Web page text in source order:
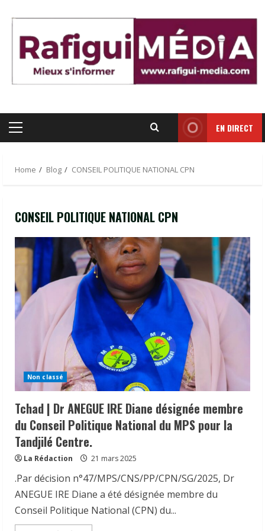
content
Primary
EN DIRECT
Home Blog CONSEIL POLITIQUE NATIONAL CPN
CONSEIL POLITIQUE NATIONAL CPN
Non classé
Tchad | Dr ANEGUE IRE Diane désignée membre
du Conseil Politique National du MPS pour la
Tandjilé Centre.
La Rédaction 21 mars 2025
.Par décision n°47/MPS/CNS/PP/CPN/SG/2025, Dr
ANEGUE IRE Diane a été désignée membre du
Conseil Politique National (CPN) du...
𝗦𝗔𝗡𝗧É
𝐥𝐞𝐬 𝐥𝐞𝐚𝐝𝐞𝐫𝐬 𝐫𝐞𝐥𝐢𝐠𝐢𝐞𝐮𝐱 et
traditionnels 𝐚𝐬𝐬𝐨𝐜𝐢é𝐬 𝐚𝐮𝐱 𝐚𝐜𝐭𝐢𝐨𝐧𝐬 𝐝𝐞
𝐬𝐞𝐧𝐬𝐢𝐛𝐢𝐥𝐢𝐬𝐚𝐭𝐢𝐨𝐧 𝐜𝐨𝐧𝐭𝐫𝐞 𝐥’é𝐩𝐢𝐝é𝐦𝐢𝐞 𝐝𝐞
6 août 2026
𝗜𝗻𝗱𝘂𝘀𝘁𝗿𝗶𝗲 | l𝐞 𝐠𝐨𝐮𝐯𝐞𝐫𝐧𝐞𝐦𝐞𝐧𝐭 𝐜𝐥𝐚𝐫𝐢𝐟𝐢𝐞
𝐬𝐚 𝐬𝐭𝐫𝐚𝐭é𝐠𝐢𝐞 𝐝𝐞 𝐜𝐨𝐧𝐭𝐫ô𝐥𝐞 𝐝𝐞𝐬 𝐩𝐫𝐨𝐝𝐮𝐢𝐭𝐬
𝐚𝐥𝐢𝐦𝐞𝐧𝐭𝐚𝐢𝐫𝐞𝐬 𝐞𝐭 𝐫é𝐚𝐟𝐟𝐢𝐫𝐦𝐞 𝐬𝐚 𝐩𝐫𝐢𝐨𝐫𝐢𝐭é à 𝐥𝐚
𝐩𝐫𝐨𝐭𝐞𝐜𝐭𝐢𝐨𝐧 𝐝𝐞𝐬 𝐜𝐨𝐧𝐬𝐨𝐦𝐦𝐚𝐭𝐞𝐮𝐫𝐬.